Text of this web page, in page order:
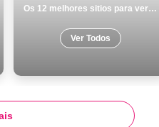
Os 12 melhores sitios para ver e visitar em Leiria
Ver Todos